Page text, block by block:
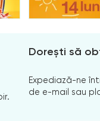
Dorești să
Expediază-ne
de e-mail sau